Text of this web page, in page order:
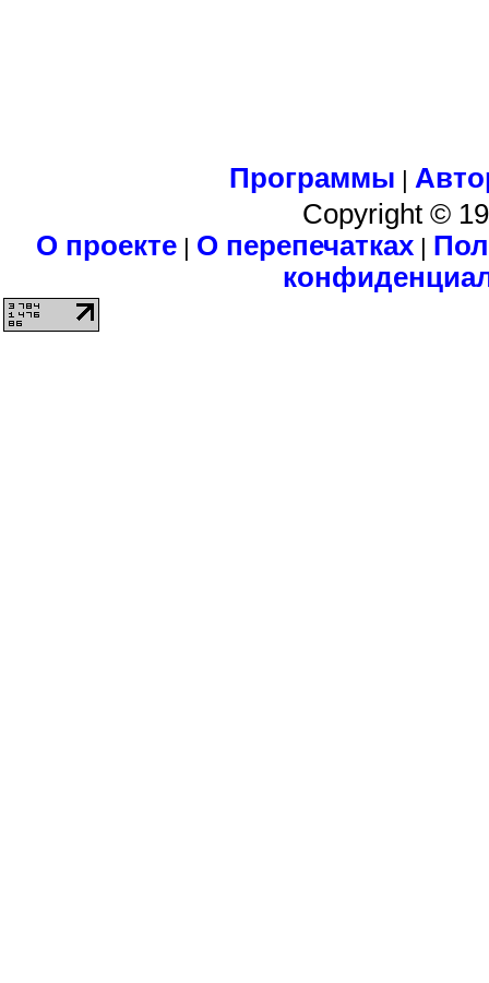
Программы |
Copyright ©
О проекте| О перепечатках|